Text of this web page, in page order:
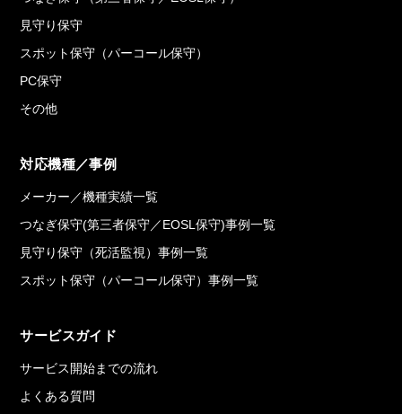
見守り保守
スポット保守（パーコール保守）
PC保守
その他
対応機種／事例
メーカー／機種実績一覧
つなぎ保守(第三者保守／EOSL保守)事例一覧
見守り保守（死活監視）事例一覧
スポット保守（パーコール保守）事例一覧
サービスガイド
サービス開始までの流れ
よくある質問